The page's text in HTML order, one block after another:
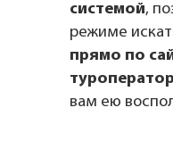
системой,
режиме
прямо по
вам ею